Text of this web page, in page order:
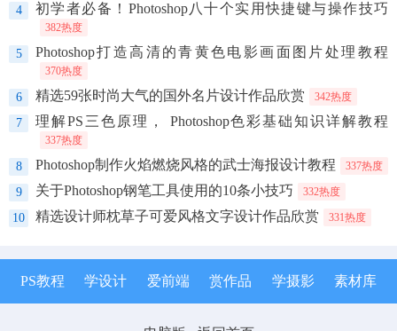
4 初学者必备！Photoshop八十个实用快捷键与操作技巧
382热度
5 Photoshop打造高清的青黄色电影画面图片处理教程
370热度
6 精选59张时尚大气的国外名片设计作品欣赏 342热度
7 理解PS三色原理， Photoshop色彩基础知识详解教程
337热度
8 Photoshop制作火焰燃烧风格的武士海报设计教程 337热度
9 关于Photoshop钢笔工具使用的10条小技巧 332热度
10 精选设计师枕草子可爱风格文字设计作品欣赏 331热度
PS教程 学设计 爱前端 赏作品 学摄影 素材库